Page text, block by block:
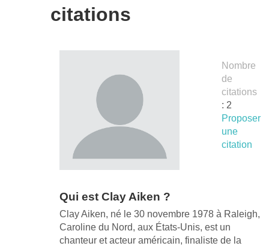
citations
Nombre
de
citations
: 2
Proposer
une
citation
Qui est Clay Aiken ?
Clay Aiken, né le 30 novembre 1978 à Raleigh,
Caroline du Nord, aux États-Unis, est un
chanteur et acteur américain, finaliste de la